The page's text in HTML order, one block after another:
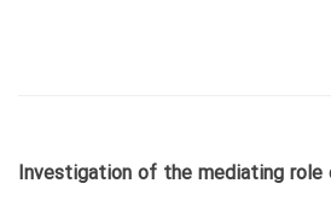
Investigation of the mediating